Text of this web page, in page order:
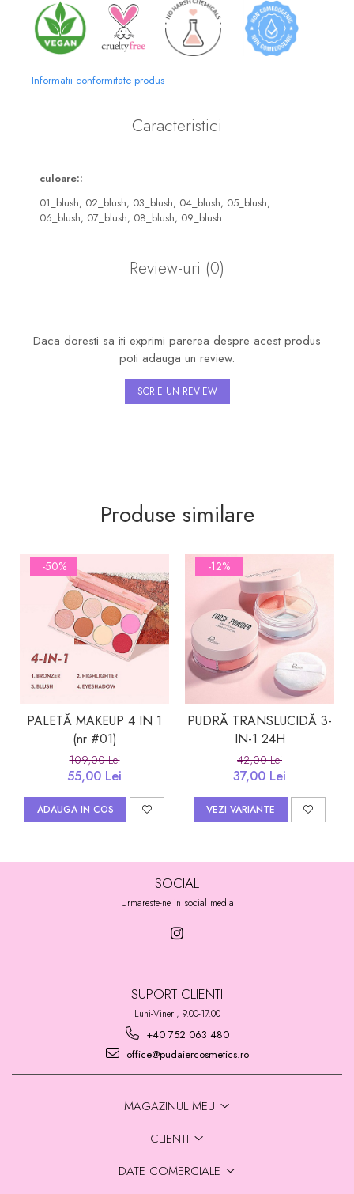
Informatii conformitate produs
Caracteristici
culoare::
01_blush, 02_blush, 03_blush, 04_blush, 05_blush,
06_blush, 07_blush, 08_blush, 09_blush
Review-uri (0)
Daca doresti sa iti exprimi parerea despre acest produs
poti adauga un review.
SCRIE UN REVIEW
Produse similare
-50%
PALETĂ MAKEUP 4 IN 1
(nr #01)
109,00 Lei
55,00 Lei
ADAUGA IN COS
-12%
PUDRĂ TRANSLUCIDĂ 3-
IN-1 24H
42,00 Lei
37,00 Lei
VEZI VARIANTE
SOCIAL
Urmareste-ne in social media
SUPORT CLIENTI
Luni-Vineri, 9.00-17.00
+40 752 063 480
office@pudaiercosmetics.ro
MAGAZINUL MEU
CLIENTI
DATE COMERCIALE